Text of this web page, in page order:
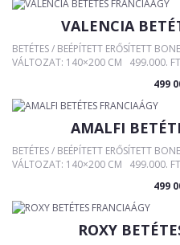
VALENCIA
BETÉTES / BEÉPÍTETT ERŐSÍTETT
VÁLTOZAT: 140×200 CM 499.000.
499
AMALFI
BETÉTES / BEÉPÍTETT ERŐSÍTETT
VÁLTOZAT: 140×200 CM 499.000.
499
ROXY